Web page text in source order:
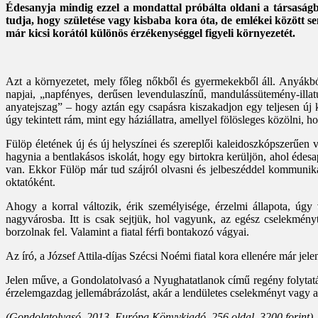
Édesanyja mindig ezzel a mondattal próbálta oldani a
tudja, hogy születése vagy kisbaba kora óta, de emlékei között
már kicsi korától különös érzékenységgel figyeli környezetét.
Azt a környezetet, mely főleg nőkből és gyermekekből áll.
napjai, „napfényes, derűsen levendulaszínű, mandulássütemény-
anyatejszag” – hogy aztán egy csapásra kiszakadjon egy teljesen
úgy tekintett rám, mint egy háziállatra, amellyel fölösleges közölni,
Fülöp életének új és új helyszínei és szereplői
hagynia a bentlakásos iskolát, hogy egy birtokra kerüljön, ahol
van. Ekkor Fülöp már tud szájról olvasni és jelbeszéddel
oktatóként.
Ahogy a korral változik, érik személyisége, érzelmi állapota,
nagyvárosba. Itt is csak sejtjük, hol vagyunk, az egész
borzolnak fel. Valamint a fiatal férfi bontakozó vágyai.
Az író, a József Attila-díjas Szécsi Noémi fiatal kora ellenére már
Jelen műve, a Gondolatolvasó a Nyughatatlanok című regény
ér­ze­lem­gazdag jellemábrázolást, akár a lendületes cselekményt